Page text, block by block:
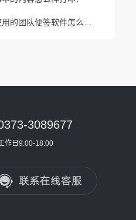
苹果手机上使用的团队便签软件怎么通过关键词搜索记事内容？
3089677
作日9:00-18:00